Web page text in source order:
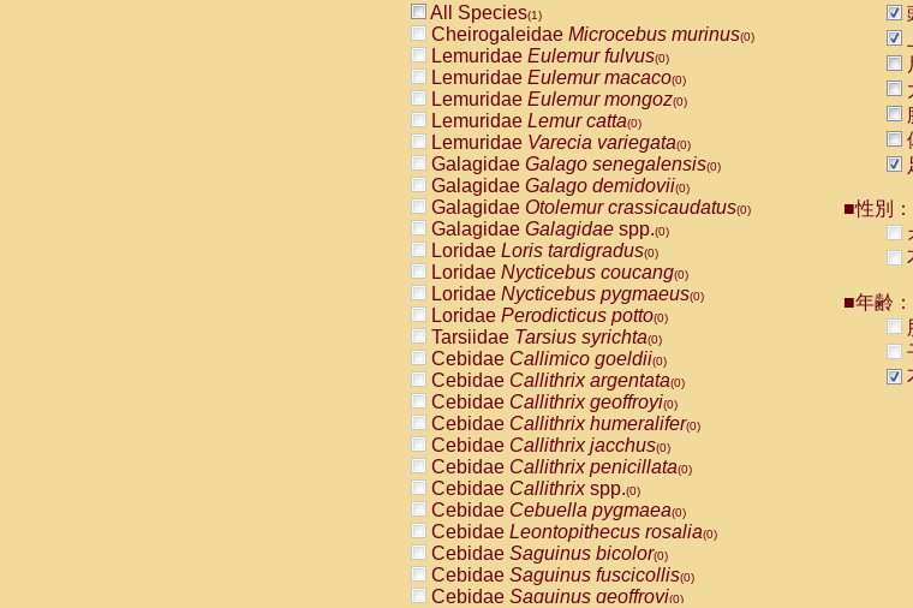
All Species(1)
Cheirogaleidae Microcebus murinus(0)
Lemuridae Eulemur fulvus(0)
Lemuridae Eulemur macaco(0)
Lemuridae Eulemur mongoz(0)
Lemuridae Lemur catta(0)
Lemuridae Varecia variegata(0)
Galagidae Galago senegalensis(0)
Galagidae Galago demidovii(0)
Galagidae Otolemur crassicaudatus(0)
Galagidae Galagidae spp.(0)
Loridae Loris tardigradus(0)
Loridae Nycticebus coucang(0)
Loridae Nycticebus pygmaeus(0)
Loridae Perodicticus potto(0)
Tarsiidae Tarsius syrichta(0)
Cebidae Callimico goeldii(0)
Cebidae Callithrix argentata(0)
Cebidae Callithrix geoffroyi(0)
Cebidae Callithrix humeralifer(0)
Cebidae Callithrix jacchus(0)
Cebidae Callithrix penicillata(0)
Cebidae Callithrixspp.(0)
Cebidae Cebuella pygmaea(0)
Cebidae Leontopithecus rosalia(0)
Cebidae Saguinus bicolor(0)
Cebidae Saguinus fuscicollis(0)
Cebidae Saguinus geoffroyi(0)
■性別：
■年齢：